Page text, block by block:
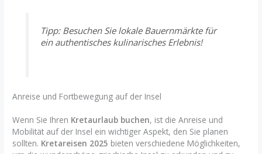
Tipp: Besuchen Sie lokale Bauernmärkte für
ein authentisches kulinarisches Erlebnis!
Anreise und Fortbewegung auf der Insel
Wenn Sie Ihren Kretaurlaub buchen, ist die Anreise und
Mobilität auf der Insel ein wichtiger Aspekt, den Sie planen
sollten. Kretareisen 2025 bieten verschiedene Möglichkeiten,